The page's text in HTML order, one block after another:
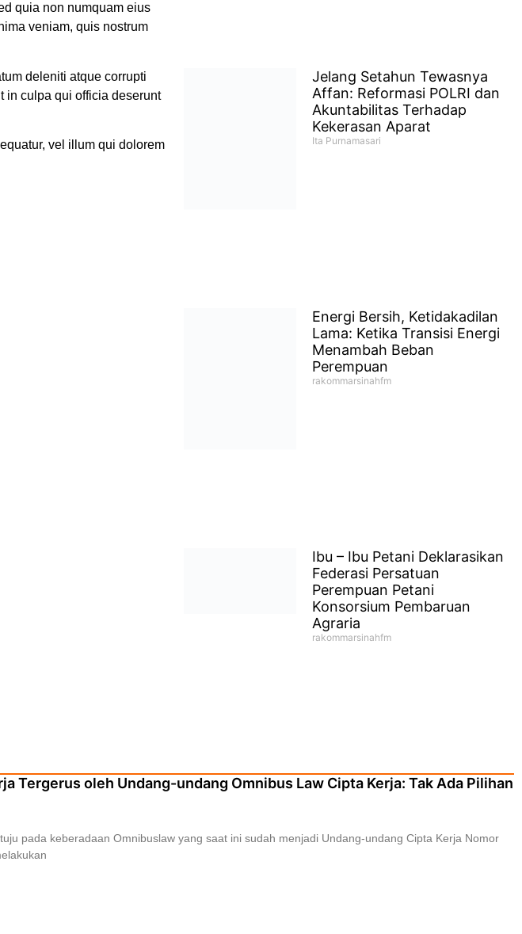
quia non numquam eius
veniam, quis nostrum
deleniti atque corrupti
in culpa qui officia deserunt
vel illum qui dolorem
Jelang Setahun Tewasnya
Affan: Reformasi POLRI dan
Akuntabilitas Terhadap
Kekerasan Aparat
Ita Purnamasari
Energi Bersih, Ketidakadilan
Lama: Ketika Transisi Energi
Menambah Beban
Perempuan
rakommarsinahfm
Ibu – Ibu Petani Deklarasikan
Federasi Persatuan
Perempuan Petani
Konsorsium Pembaruan
Agraria
rakommarsinahfm
Tergerus oleh Undang-undang Omnibus Law Cipta Kerja: Tak Ada Pilihan
pada keberadaan Omnibuslaw yang saat ini sudah menjadi Undang-undang Cipta Kerja Nomor